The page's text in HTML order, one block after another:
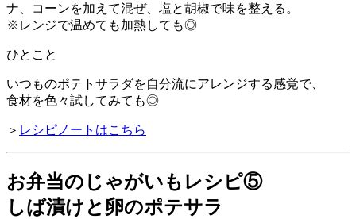
ナ、コーンを加えて混ぜ、塩と胡椒で味を整える。
※レンジで温めても加熱しても◎
ひとこと
いつものポテトサラダを自分流にアレンジする感覚で、
食材を色々試してみても◎
＞ レシピノートはこちら
お弁当のじゃがいもレシピ⑤
しば漬けと卵のポテサラ